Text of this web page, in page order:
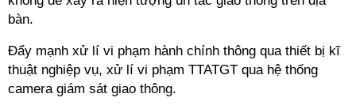
bàn.
Đẩy mạnh xử lí vi phạm hành chính thông qua thiết bị kĩ
thuật nghiệp vụ, xử lí vi phạm TTATGT qua hệ thống
camera giám sát giao thông.